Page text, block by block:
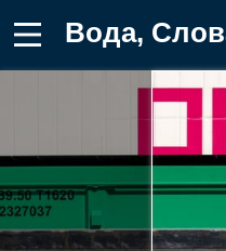
Вода, Слова, Один,